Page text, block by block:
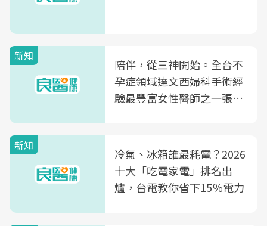
新知
陪伴，從三神開始。全台不
孕症領域達文西婦科手術經
驗最豐富女性醫師之一張永
光田醫院建構360度女性健
康照護生態圈
新知
冷氣、冰箱誰最耗電？2026
十大「吃電家電」排名出
爐，台電教你省下15％電力